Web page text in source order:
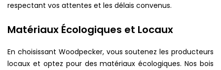
respectant vos attentes et les délais convenus.
Matériaux Écologiques et Locaux
En choisissant Woodpecker, vous soutenez les producteurs
locaux et optez pour des matériaux écologiques. Nos bois